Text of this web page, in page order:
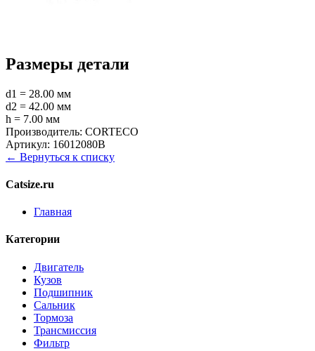
Размеры детали
d1 = 28.00 мм
d2 = 42.00 мм
h = 7.00 мм
Производитель: CORTECO
Артикул: 16012080B
← Вернуться к списку
Catsize.ru
Главная
Категории
Двигатель
Кузов
Подшипник
Сальник
Тормоза
Трансмиссия
Фильтр